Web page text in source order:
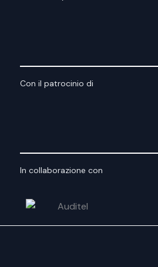
Con il patrocinio di
In collaborazione con